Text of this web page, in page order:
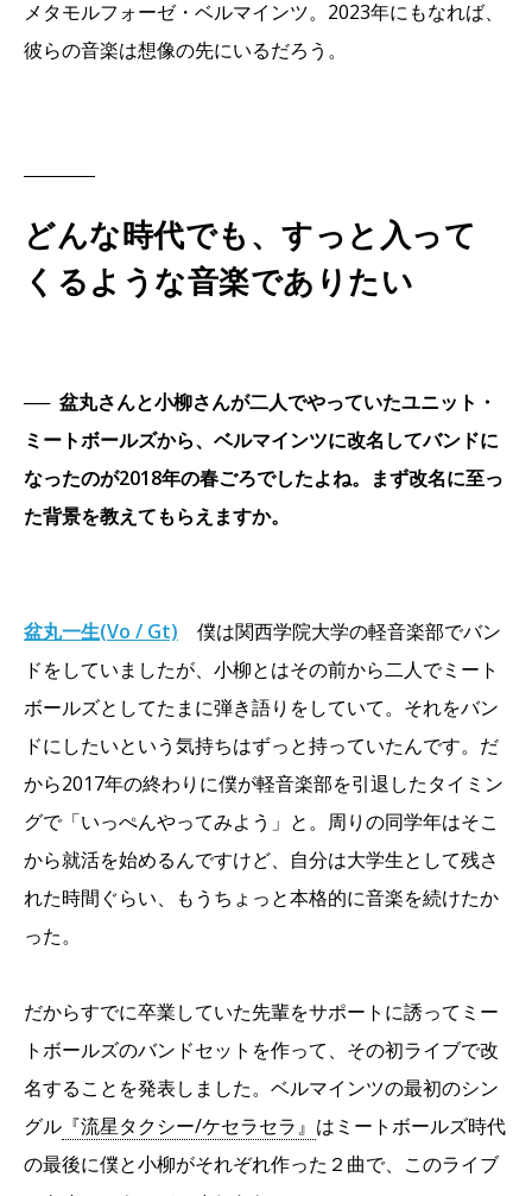
メタモルフォーゼ・ベルマインツ。2023年にもなれば、
彼らの音楽は想像の先にいるだろう。
どんな時代でも、すっと入って
くるような音楽でありたい
── 盆丸さんと小柳さんが二人でやっていたユニット・
ミートボールズから、ベルマインツに改名してバンドに
なったのが2018年の春ごろでしたよね。まず改名に至っ
た背景を教えてもらえますか。
盆丸一生(Vo / Gt)
僕は関西学院大学の軽音楽部でバン
ドをしていましたが、小柳とはその前から二人でミート
ボールズとしてたまに弾き語りをしていて。それをバン
ドにしたいという気持ちはずっと持っていたんです。だ
から2017年の終わりに僕が軽音楽部を引退したタイミン
グで「いっぺんやってみよう」と。周りの同学年はそこ
から就活を始めるんですけど、自分は大学生として残さ
れた時間ぐらい、もうちょっと本格的に音楽を続けたか
った。
だからすでに卒業していた先輩をサポートに誘ってミー
トボールズのバンドセットを作って、その初ライブで改
名することを発表しました。ベルマインツの最初のシン
グル 『流星タクシー/ケセラセラ』 はミートボールズ時代
の最後に僕と小柳がそれぞれ作った２曲で、このライブ